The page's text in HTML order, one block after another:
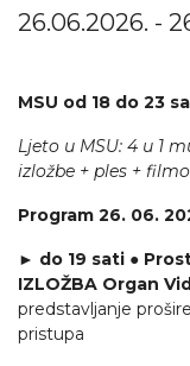
26.06.2026. -
MSU od 18 do 23
Ljeto u MSU: 4 u 1
izložbe + ples +
Program 26. 06.
► do 19 sati ●
IZLOŽBA Organ
predstavljanje
pristupa